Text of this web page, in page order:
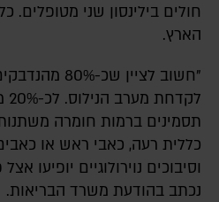
חולים בילינסון שני מטופלים.
הארץ.
"חשוב לציין
תסמינים ברמות חומרה
כללית רעה, כאבי ראש או
נכתב בהודעת משרד הבריאות.